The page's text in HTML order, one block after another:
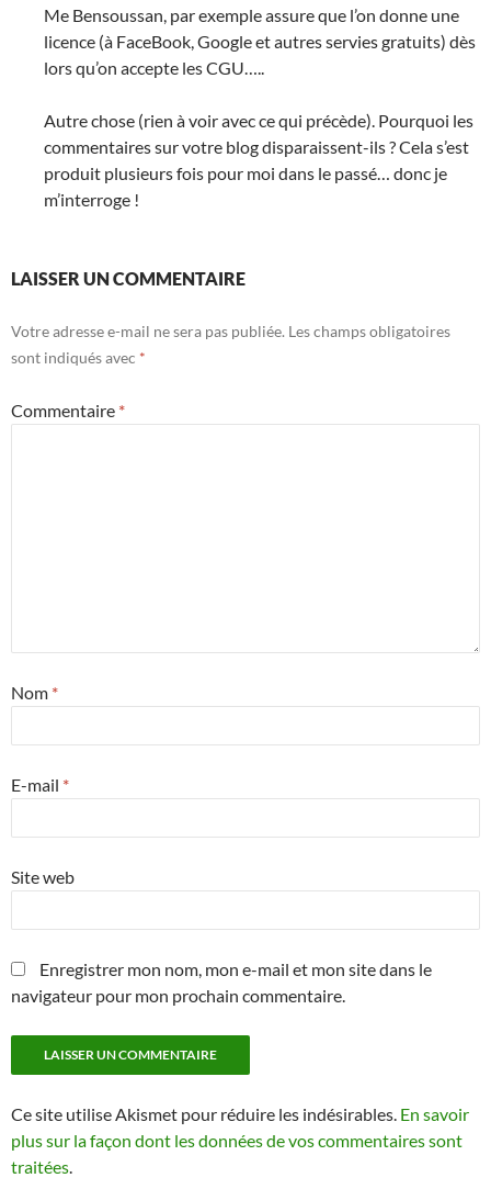
Me Bensoussan, par exemple assure que l’on donne une
licence (à FaceBook, Google et autres servies gratuits) dès
lors qu’on accepte les CGU…..
Autre chose (rien à voir avec ce qui précède). Pourquoi les
commentaires sur votre blog disparaissent-ils ? Cela s’est
produit plusieurs fois pour moi dans le passé… donc je
m’interroge !
LAISSER UN COMMENTAIRE
Votre adresse e-mail ne sera pas publiée. Les champs obligatoires
sont indiqués avec *
Commentaire *
Nom *
E-mail *
Site web
Enregistrer mon nom, mon e-mail et mon site dans le
navigateur pour mon prochain commentaire.
Ce site utilise Akismet pour réduire les indésirables. En savoir
plus sur la façon dont les données de vos commentaires sont
traitées.